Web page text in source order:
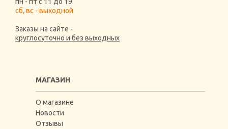
сб, вс - выходной
Заказы на сайте -
круглосуточно и без выходных
МАГАЗИН
О магазине
Новости
Отзывы